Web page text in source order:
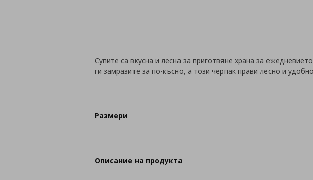
Супите са вкусна и лесна за приготвяне храна за
ги замразите за по-късно, а този черпак прави лесно и
Размери
Описание на продукта